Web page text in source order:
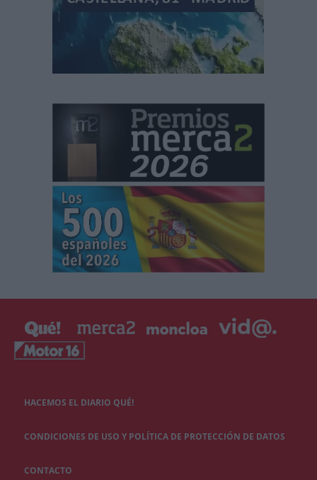
HACEMOS EL DIARIO QUÉ!
CONDICIONES DE USO Y POLÍTICA DE PROTECCIÓN DE DATOS
CONTACTO